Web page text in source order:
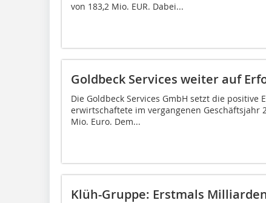
von 183,2 Mio. EUR. Dabei...
Goldbeck Services weiter auf
Die Goldbeck Services GmbH setzt die
erwirtschaftete im vergangenen Geschäftsjahr
Mio. Euro. Dem...
Klüh-Gruppe: Erstmals